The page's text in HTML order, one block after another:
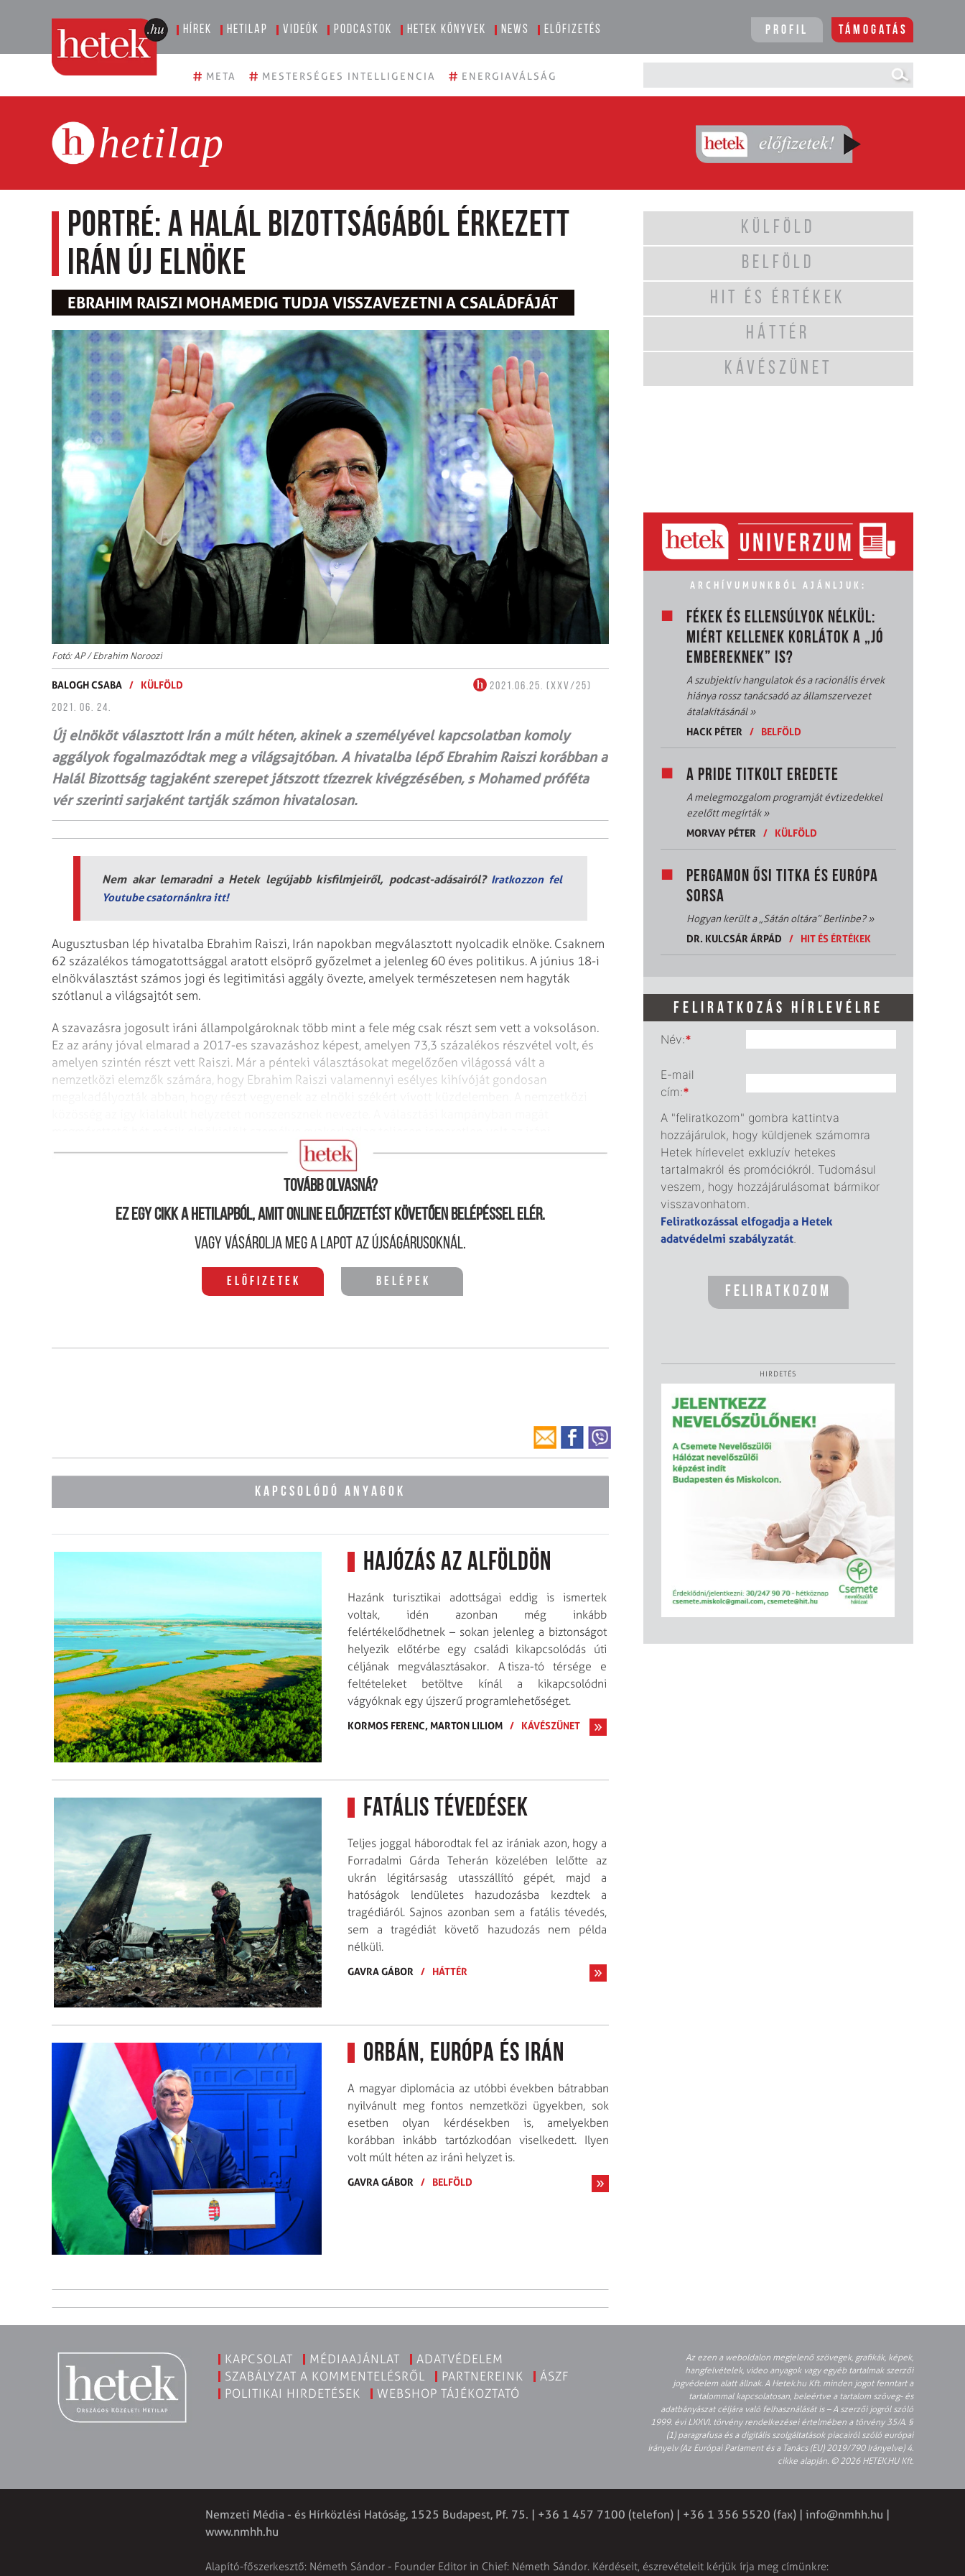
Hírek Hetilap Videók Podcastok Hetek könyvek News Előfizetés Profil Támogatás
# META # MESTERSÉGES INTELLIGENCIA # ENERGIAVÁLSÁG
hetilap
Portré: a Halál Bizottságából érkezett
Irán új elnöke
EBRAHIM RAISZI MOHAMEDIG TUDJA VISSZAVEZETNI A CSALÁDFÁJÁT
Fotó: AP / Ebrahim Noroozi
BALOGH CSABA / KÜLFÖLD
2021.06.25. (XXV/25)
2021. 06. 24.
Új elnököt választott Irán a múlt héten, akinek a személyével kapcsolatban komoly
aggályok fogalmazódtak meg a világsajtóban. A hivatalba lépő Ebrahim Raiszi korábban a
Halál Bizottság tagjaként szerepet játszott tízezrek kivégzésében, s Mohamed próféta
vér szerinti sarjaként tartják számon hivatalosan.
Nem akar lemaradni a Hetek legújabb kisfilmjeiről, podcast-adásairól? Iratkozzon fel
Youtube csatornánkra itt!
Augusztusban lép hivatalba Ebrahim Raiszi, Irán napokban megválasztott nyolcadik elnöke. Csaknem
62 százalékos támogatottsággal aratott elsöprő győzelmet a jelenleg 60 éves politikus. A június 18-i
elnökválasztást számos jogi és legitimitási aggály övezte, amelyek természetesen nem hagyták
szótlanul a világsajtót sem.
A szavazásra jogosult iráni állampolgároknak több mint a fele még csak részt sem vett a voksoláson.
Ez az arány jóval elmarad a 2017-es szavazáshoz képest, amelyen 73,3 százalékos részvétel volt, és
amelyen szintén részt vett Raiszi. Már a pénteki választásokat megelőzően világossá vált a
nemzetközi elemzők számára, hogy Ebrahim Raiszi valamennyi esélyes kihívóját gondosan
társadalom széles rétegei előtt, tehát nem is jelentettek valós veszélyt Raiszi számára.
Tovább olvasná?
Ez egy cikk a hetilapból, amit online előfizetést követően belépéssel elér.
Vagy vásárolja meg a lapot az újságárusoknál.
Előfizetek Belépek
KAPCSOLÓDÓ ANYAGOK
Hajózás az Alföldön
Hazánk turisztikai adottságai eddig is ismertek
voltak, idén azonban még inkább
felértékelődhetnek – sokan jelenleg a biztonságot
helyezik előtérbe egy családi kikapcsolódás úti
céljának megválasztásakor. A tisza-tó térsége e
feltételeket betöltve kínál a kikapcsolódni
vágyóknak egy újszerű programlehetőséget.
KORMOS FERENC, MARTON LILIOM / KÁVÉSZÜNET
Fatális tévedések
Teljes joggal háborodtak fel az irániak azon, hogy a
Forradalmi Gárda Teherán közelében lelőtte az
ukrán légitársaság utasszállító gépét, majd a
hatóságok lendületes hazudozásba kezdtek a
tragédiáról. Sajnos azonban sem a fatális tévedés,
sem a tragédiát követő hazudozás nem példa
nélküli.
GAVRA GÁBOR / HÁTTÉR
Orbán, Európa és Irán
A magyar diplomácia az utóbbi években bátrabban
nyilvánult meg fontos nemzetközi ügyekben, sok
esetben olyan kérdésekben is, amelyekben
korábban inkább tartózkodóan viselkedett. Ilyen
volt múlt héten az iráni helyzet is.
GAVRA GÁBOR / BELFÖLD
KÜLFÖLD
BELFÖLD
HIT ÉS ÉRTÉKEK
HÁTTÉR
KÁVÉSZÜNET
ARCHÍVUMUNKBÓL AJÁNLJUK:
FÉKEK ÉS ELLENSÚLYOK NÉLKÜL:
MIÉRT KELLENEK KORLÁTOK A „JÓ
EMBEREKNEK” IS?
A szubjektív hangulatok és a racionális érvek
hiánya rossz tanácsadó az államszervezet
átalakításánál»
HACK PÉTER
/ BELFÖLD
A PRIDE TITKOLT EREDETE
A melegmozgalom programját évtizedekkel
ezelőtt megírták»
MORVAY PÉTER
/ KÜLFÖLD
PERGAMON ŐSI TITKA ÉS EURÓPA
SORSA
Hogyan került a „Sátán oltára” Berlinbe?»
DR. KULCSÁR ÁRPÁD
/ HIT ÉS ÉRTÉKEK
FELIRATKOZÁS HÍRLEVÉLRE
Név:*
E-mail
cím:*
A "feliratkozom" gombra kattintva
hozzájárulok, hogy küldjenek számomra
Hetek hírlevelet exkluzív hetekes
tartalmakról és promóciókról. Tudomásul
veszem, hogy hozzájárulásomat bármikor
visszavonhatom.
Feliratkozással elfogadja a Hetek
adatvédelmi szabályzatát.
HIRDETÉS
KAPCSOLAT MÉDIAAJÁNLAT
ADATVÉDELEM
SZABÁLYZAT A KOMMENTELÉSRŐL
PARTNEREINK
ÁSZF
POLITIKAI HIRDETÉSEK
WEBSHOP TÁJÉKOZTATÓ
Az ezen a weboldalon megjelenő szövegek, grafikák, képek,
hangfelvételek, video anyagok vagy egyéb tartalmak szerzői
jogvédelem alatt állnak. A Hetek.hu Kft. minden jogot fenntart a
tartalommal kapcsolatosan, beleértve a tartalom szöveg- és
adatbányászat céljára való felhasználását is – A szerzői jogról szóló
1999. évi LXXVI. törvény rendelkezései értelmében a törvény 35/A. §
(1) paragrafusa és a digitális szolgáltatások piacairól szóló európai
irányelv (Az Európai Parlament és a Tanács (EU) 2019/790 Irányelve) 4.
cikke alapján. © 2026 HETEK.HU Kft.
Nemzeti Média - és Hírközlési Hatóság, 1525 Budapest, Pf. 75. | +36 1 457 7100 (telefon) | +36 1 356 5520 (fax) | info@nmhh.hu
www.nmhh.hu
Alapító-főszerkesztő: Németh Sándor - Founder Editor in Chief: Németh Sándor. Kérdéseit, észrevételeit kérjük írja meg címünkre: